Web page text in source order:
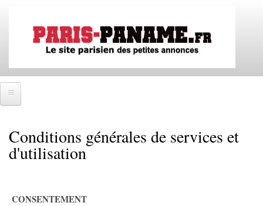
contenu
principal
SE CONNECTER
Conditions générales de services et
d'utilisation
CONSENTEMENT